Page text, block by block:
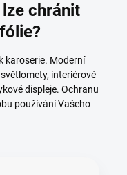
chránit
karoserie. Moderní
interiérové
displeje. Ochranu
používání Vašeho